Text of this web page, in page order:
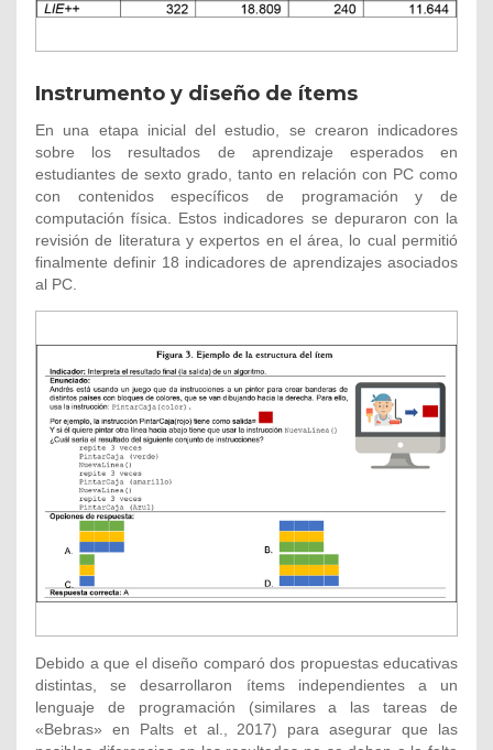
Instrumento y diseño de ítems
En una etapa inicial del estudio, se crearon indicadores
sobre los resultados de aprendizaje esperados en
estudiantes de sexto grado, tanto en relación con PC como
con contenidos específicos de programación y de
computación física. Estos indicadores se depuraron con la
revisión de literatura y expertos en el área, lo cual permitió
finalmente definir 18 indicadores de aprendizajes asociados
al PC.
Debido a que el diseño comparó dos propuestas educativas
distintas, se desarrollaron ítems independientes a un
lenguaje de programación (similares a las tareas de
«Bebras» en Palts et al., 2017) para asegurar que las